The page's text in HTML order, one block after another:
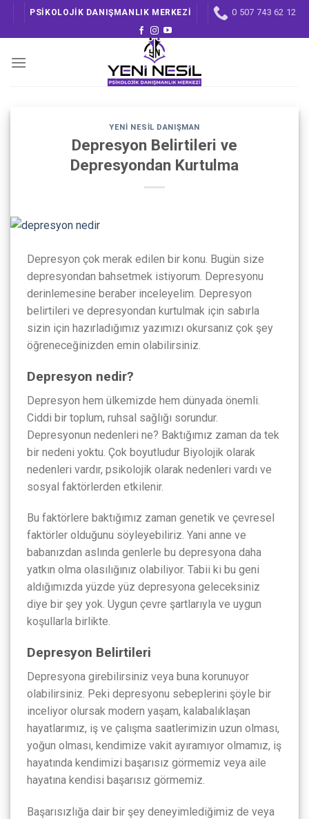
PSİKOLOJİK DANIŞMANLIK MERKEZİ 0 507 743 62 12
YENI NESIL DANIŞMAN
Depresyon Belirtileri ve
Depresyondan Kurtulma
Depresyon çok merak edilen bir konu. Bugün size
depresyondan bahsetmek istiyorum. Depresyonu
derinlemesine beraber inceleyelim. Depresyon
belirtileri ve depresyondan kurtulmak için sabırla
sizin için hazırladığımız yazımızı okursanız çok şey
öğreneceğinizden emin olabilirsiniz.
Depresyon nedir?
Depresyon hem ülkemizde hem dünyada önemli.
Ciddi bir toplum, ruhsal sağlığı sorundur.
Depresyonun nedenleri ne? Baktığımız zaman da tek
bir nedeni yoktu. Çok boyutludur Biyolojik olarak
nedenleri vardır, psikolojik olarak nedenleri vardı ve
sosyal faktörlerden etkilenir.
Bu faktörlere baktığımız zaman genetik ve çevresel
faktörler olduğunu söyleyebiliriz. Yani anne ve
babanızdan aslında genlerle bu depresyona daha
yatkın olma olasılığınız olabiliyor. Tabii ki bu geni
aldığımızda yüzde yüz depresyona geleceksiniz
diye bir şey yok. Uygun çevre şartlarıyla ve uygun
koşullarla birlikte.
Depresyon Belirtileri
Depresyona girebilirsiniz veya buna korunuyor
olabilirsiniz. Peki depresyonu sebeplerini şöyle bir
inceliyor olursak modern yaşam, kalabalıklaşan
hayatlarımız, iş ve çalışma saatlerimizin uzun olması,
yoğun olması, kendimize vakit ayıramıyor olmamız, iş
hayatında kendimizi başarısız görmemiz veya aile
hayatına kendisi başarısız görmemiz.
Başarısızlığa dair bir şey deneyimlediğimiz de veya